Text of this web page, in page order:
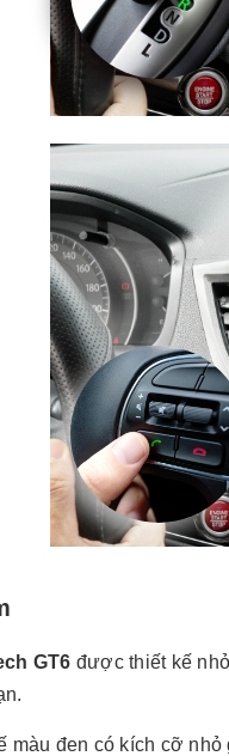
GT6 được thiết kế
màu đen có kích cỡ